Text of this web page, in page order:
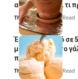
απλό κόλπο και τι
Thali Ombre4 Min Read
Έτοιμο παγωτό σε
μετατρέψετε το
παγωτομηχανή
Thali Ombre 4 Min Read